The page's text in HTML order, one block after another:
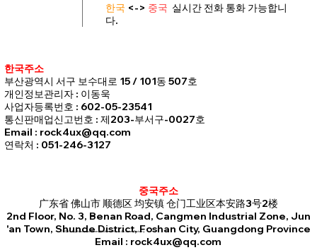
© 2035 by Business Name. Built onRock4u Jean Factory.
한국주소
부산광역시 서구 보수대로 15 / 101동 507호
개인정보관리자 : 이동욱
사업자등록번호 : 602-05-23541
통신판매업신고번호 : 제203-부서구-0027호
Email : rock4ux@qq.com
연락처 : 051-246-3127
중국주소
广东省 佛山市 顺德区 均安镇 仓门工业区本安路3号2楼
2nd Floor, No. 3, Benan Road, Cangmen Industrial Zone, Jun
'an Town, Shunde District, Foshan City, Guangdong Province
Email : rock4ux@qq.com
한국 <-> 중국 실시간 전화 통화 가능합니
다.